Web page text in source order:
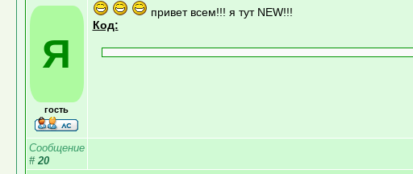
Я
гость
привет всем!!! я тут NEW!!!
Код:
Сообщение
# 20